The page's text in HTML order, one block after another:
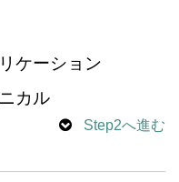
ケーション
カル
Step2へ進む